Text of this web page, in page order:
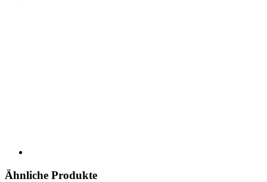
Ähnliche Produkte